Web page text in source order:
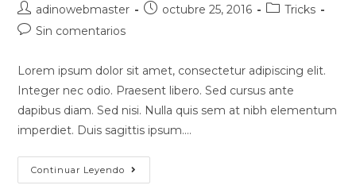
Autor
de
adinowebmaster
Publicación
octubre 25, 2016
Categoría
Tricks
Comentarios
la
entrada:
Sin comentarios
Lorem ipsum dolor sit amet, consectetur adipiscing elit.
Integer nec odio. Praesent libero. Sed cursus ante
dapibus diam. Sed nisi. Nulla quis sem at nibh elementum
imperdiet. Duis sagittis ipsum.…
Continuar Leyendo Conubia
Nostra